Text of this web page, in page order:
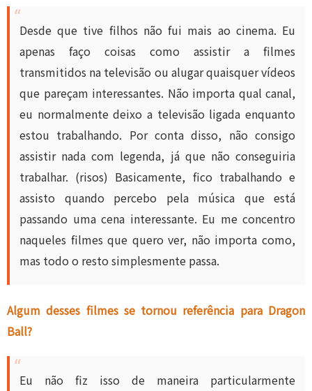
Desde que tive filhos não fui mais ao cinema. Eu
apenas faço coisas como assistir a filmes
transmitidos na televisão ou alugar quaisquer vídeos
que pareçam interessantes. Não importa qual canal,
eu normalmente deixo a televisão ligada enquanto
estou trabalhando. Por conta disso, não consigo
assistir nada com legenda, já que não conseguiria
trabalhar. (risos) Basicamente, fico trabalhando e
assisto quando percebo pela música que está
passando uma cena interessante. Eu me concentro
naqueles filmes que quero ver, não importa como,
mas todo o resto simplesmente passa.
Algum desses filmes se tornou referência para Dragon
Ball?
Eu não fiz isso de maneira particularmente